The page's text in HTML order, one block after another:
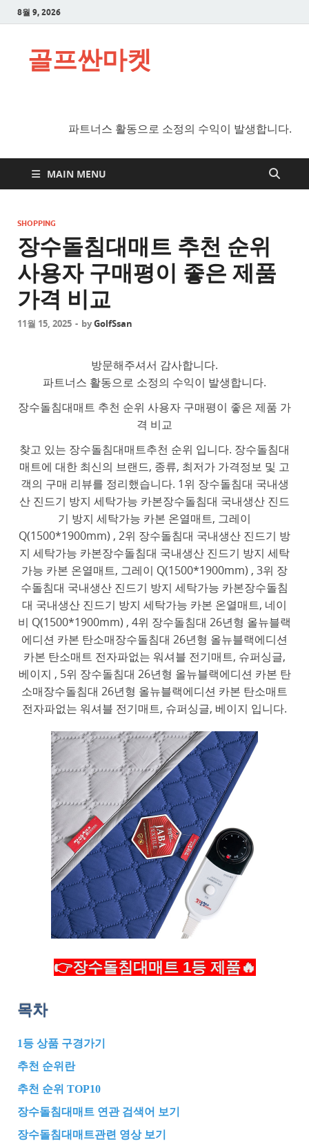
8월 9, 2026
골프싼마켓
파트너스 활동으로 소정의 수익이 발생합니다.
MAIN MENU
SHOPPING
장수돌침대매트 추천 순위
사용자 구매평이 좋은 제품
가격 비교
11월 15, 2025 - byGolfSsan
방문해주셔서 감사합니다.
파트너스 활동으로 소정의 수익이 발생합니다.
장수돌침대매트 추천 순위 사용자 구매평이 좋은 제품 가
격 비교
찾고 있는 장수돌침대매트추천 순위 입니다. 장수돌침대
매트에 대한 최신의 브랜드, 종류, 최저가 가격정보 및 고
객의 구매 리뷰를 정리했습니다. 1위 장수돌침대 국내생
산 진드기 방지 세탁가능 카본장수돌침대 국내생산 진드
기 방지 세탁가능 카본 온열매트, 그레이
Q(1500*1900mm) , 2위 장수돌침대 국내생산 진드기 방
지 세탁가능 카본장수돌침대 국내생산 진드기 방지 세탁
가능 카본 온열매트, 그레이 Q(1500*1900mm) , 3위 장
수돌침대 국내생산 진드기 방지 세탁가능 카본장수돌침
대 국내생산 진드기 방지 세탁가능 카본 온열매트, 네이
비 Q(1500*1900mm) , 4위 장수돌침대 26년형 올뉴블랙
에디션 카본 탄소매장수돌침대 26년형 올뉴블랙에디션
카본 탄소매트 전자파없는 워셔블 전기매트, 슈퍼싱글,
베이지 , 5위 장수돌침대 26년형 올뉴블랙에디션 카본 탄
소매장수돌침대 26년형 올뉴블랙에디션 카본 탄소매트
전자파없는 워셔블 전기매트, 슈퍼싱글, 베이지 입니다.
👉장수돌침대매트 1등 제품🔥
목차
1등 상품 구경가기
추천 순위란
추천 순위 TOP10
장수돌침대매트 연관 검색어 보기
장수돌침대매트관련 영상 보기